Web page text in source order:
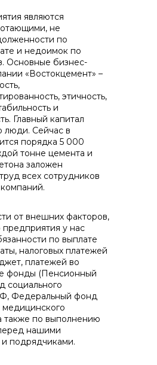
50 50
являются
не
по
и недоимок по
Основные бизнес-
«Востокцемент» –
этичность,
и
Главный капитал
люди. Сейчас в
порядка 5 000
тонне цемента и
заложен
всех сотрудников
от внешних факторов,
у нас
по выплате
налоговых платежей
платежей во
фонды (Пенсионный
Федеральный фонд
медицинского
также по выполнению
нашими
подрядчиками.